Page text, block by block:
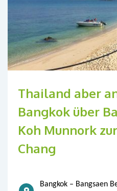
Thailand aber
Bangkok über
Koh Munnork
Chang
Bangkok – Bangsaen